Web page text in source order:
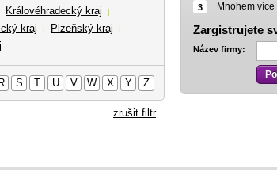
Královéhradecký kraj |
kraj | Plzeňský kraj |
R S T U V W X Y Z
zrušit filtr
3 Mnohem
Zargistrujete
Název firmy: